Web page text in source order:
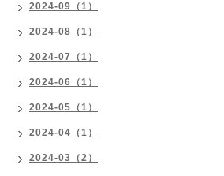
2024-09（1）
2024-08（1）
2024-07（1）
2024-06（1）
2024-05（1）
2024-04（1）
2024-03（2）